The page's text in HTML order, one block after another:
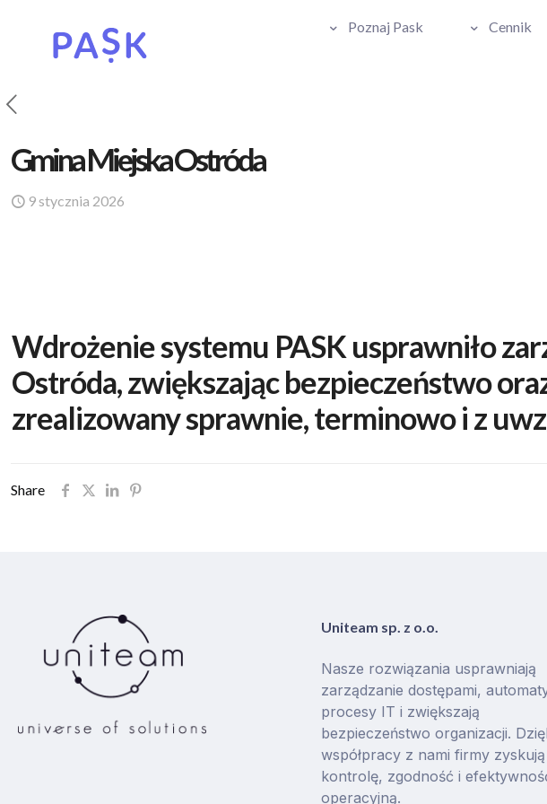
Poznaj Pask Cennik
Gmina Miejska Ostróda
9 stycznia 2026
Wdrożenie systemu PASK usprawniło
Ostróda, zwiększając bezpieczeństwo
zrealizowany sprawnie, terminowo i z
Share
Uniteam sp. z o.o.
Nasze rozwiązania usprawniają
zarządzanie dostępami,
procesy IT i zwiększają
bezpieczeństwo organizacji.
współpracy z nami firmy zyskują
kontrolę, zgodność i
operacyjną.